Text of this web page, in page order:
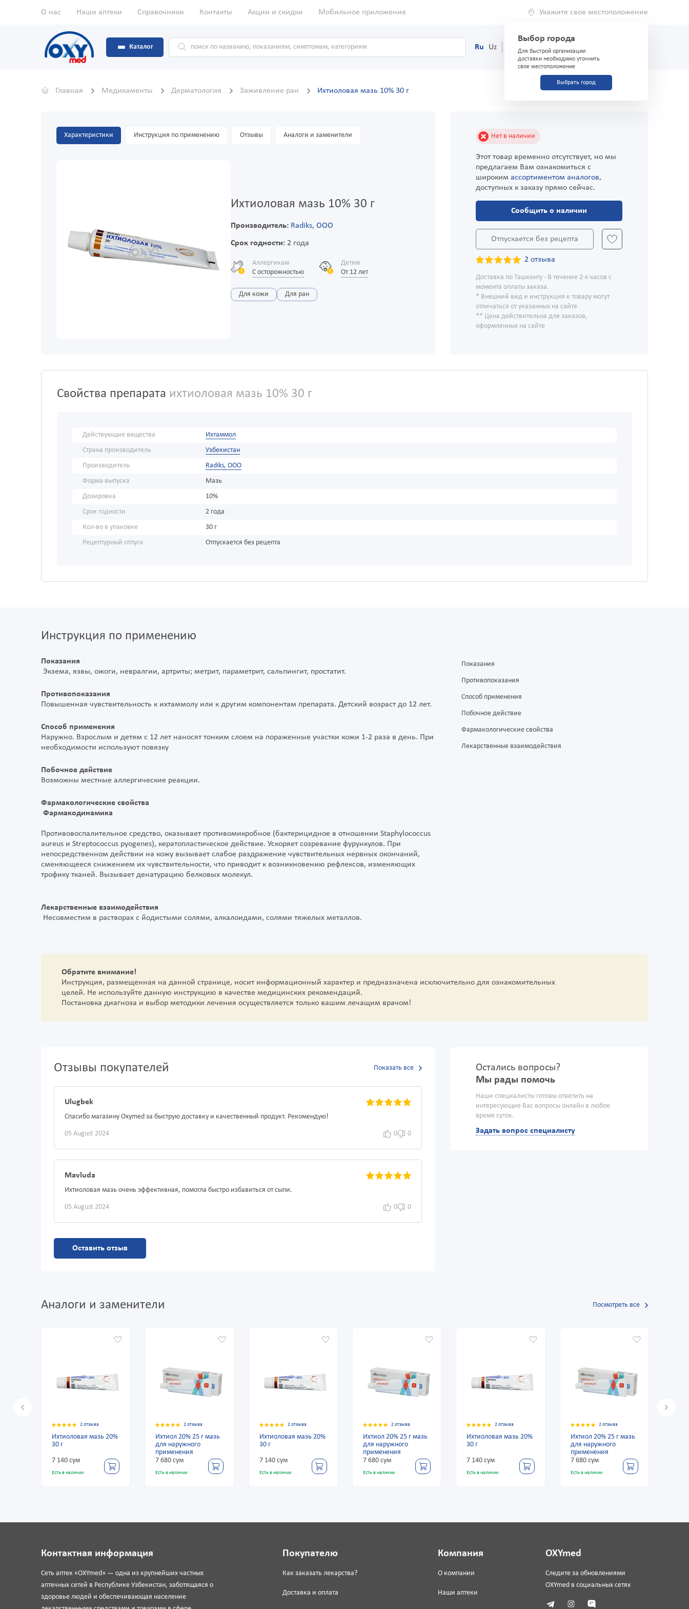
О нас Наши аптеки Справочники Контакты Акции и скидки Мобильное приложение Укажите свое местоположение
Выбор города
Для быстрой организации
доставки необходимо уточнить
свое местоположение
Выбрать город
Каталог Ru Uz (71) 200-03-03
Главная Медикаменты Дерматология Заживление ран Ихтиоловая мазь 10% 30 г
Характеристики Инструкция по применению Отзывы Аналоги и заменители
Ихтиоловая мазь 10% 30 г
Производитель: Radiks, ООО
Срок годности:2 года
Аллергикам
С осторожностью
Детям
От 12 лет
Для кожи Для ран
Нет в наличии
Этот товар временно отсутствует, но мы
предлагаем Вам ознакомиться с
широким ассортиментом аналогов,
доступных к заказу прямо сейчас.
Сообщить о наличии
Отпускается без рецепта
2 отзыва
Доставка по Ташкенту - В течение 2-х часов с
момента оплаты заказа.
* Внешний вид и инструкция к товару могут
отличаться от указанных на сайте
** Цена действительна для заказов,
оформленных на сайте
Свойства препарата ихтиоловая мазь 10% 30 г
Действующие вещества
Ихтаммол
Страна производитель
Узбекистан
Производитель
Radiks, ООО
Форма выпуска
Мазь
Дозировка
10%
Срок годности
2 года
Кол-во в упаковке
30 г
Рецептурный отпуск
Отпускается без рецепта
Инструкция по применению
Показания
Экзема, язвы, ожоги, невралгии, артриты; метрит, параметрит, сальпингит, простатит.
Противопоказания
Повышенная чувствительность к ихтаммолу или к другим компонентам препарата. Детский возраст до 12 лет.
Способ применения
Наружно. Взрослым и детям с 12 лет наносят тонким слоем на пораженные участки кожи 1-2 раза в день. При
необходимости используют повязку
Побочное действие
Возможны местные аллергические реакции.
Фармакологические свойства
Фармакодинамика
Противовоспалительное средство, оказывает противомикробное (бактерицидное в отношении Staphylococcus
aureus и Streptococcus pyogenes), кератопластическое действие. Ускоряет созревание фурункулов. При
непосредственном действии на кожу вызывает слабое раздражение чувствительных нервных окончаний,
сменяющееся снижением их чувствительности, что приводит к возникновению рефлексов, изменяющих
трофику тканей. Вызывает денатурацию белковых молекул.
Лекарственные взаимодействия
Несовместим в растворах с йодистыми солями, алкалоидами, солями тяжелых металлов.
Показания
Противопоказания
Способ применения
Побочное действие
Фармакологические свойства
Лекарственные взаимодействия
Обратите внимание!
Инструкция, размещенная на данной странице, носит информационный характер и предназначена исключительно для ознакомительных
целей. Не используйте данную инструкцию в качестве медицинских рекомендаций.
Постановка диагноза и выбор методики лечения осуществляется только вашим лечащим врачом!
Отзывы покупателей Показать все
Ulugbek
Спасибо магазину Oxymed за быструю доставку и качественный продукт. Рекомендую!
05 August 2024 0 0
Mavluda
Ихтиоловая мазь очень эффективная, помогла быстро избавиться от сыпи.
05 August 2024 0 0
Оставить отзыв
Остались вопросы?
Мы рады помочь
Наши специалисты готовы ответить на
интересующие Вас вопросы онлайн в любое
время суток.
Задать вопрос специалисту
Аналоги и заменители Посмотреть все
2 отзыва
Ихтиоловая мазь 20%
2 отзыва
Ихтиол 20% 25 г мазь
для наружного
7 680 сум
Есть в наличии
2 отзыва
Ихтиоловая мазь 20%
7 140 сум
Есть в наличии
2 отзыва
Ихтиол 20% 25 г мазь
для наружного
7 680 сум
Есть в наличии
2 отзыва
Ихтиоловая мазь 20%
7 140 сум
Есть в наличии
2 отзыва
Ихтиол 20% 25 г мазь
для наружного
7 680 сум
Есть в наличии
Ихтиоловая мазь
7 140 сум
Есть в наличии
Контактная информация
Сеть аптек «OXYmed» — одна из крупнейших частных
аптечных сетей в Республике Узбекистан, заботящаяся о
здоровье людей и обеспечивающая население
Покупателю
Как заказать лекарства?
Доставка и оплата
Компания
О компании
Наши аптеки
OXYmed
Следите за обновлениями
OXYmed в социальных сетях